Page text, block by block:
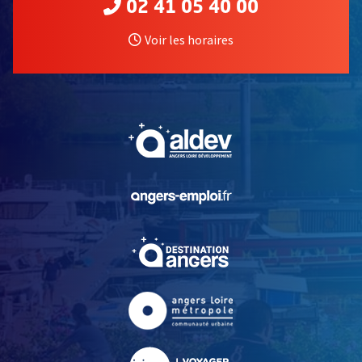
02 41 05 40 00
Voir les horaires
, Ouvre une nouvelle
, Ouvre une nouvelle